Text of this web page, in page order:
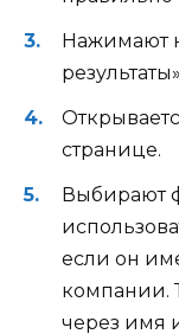
Нажимают
странице.
Выбирают
если он
компании.
через имя